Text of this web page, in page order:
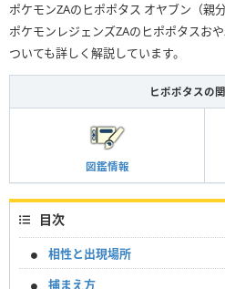
ポケモンZAのヒポポタス オヤブン（親
ポケモンレジェンズZAのヒポポタスお
ついても詳しく解説しています。
ヒポポタスの
図鑑情報
目次
相性と出現場所
捕まえ方